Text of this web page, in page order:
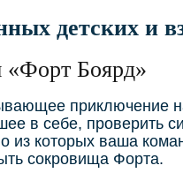
детских и
Боярд»
приключение
в себе, проверить
из которых ваша
сокровища Форта.